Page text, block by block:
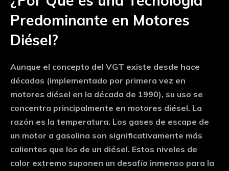
Predominante en Motores
Diésel?
Aunque el concepto del VGT existe desde hace
décadas (implementado por primera vez en
motores diésel en la década de 1990), su uso se
concentra principalmente en motores diésel. La
razón es la temperatura. Los gases de escape de
un motor a gasolina son significativamente más
calientes que los de un diésel. Estos niveles de
calor extremo suponen un desafío inmenso para la